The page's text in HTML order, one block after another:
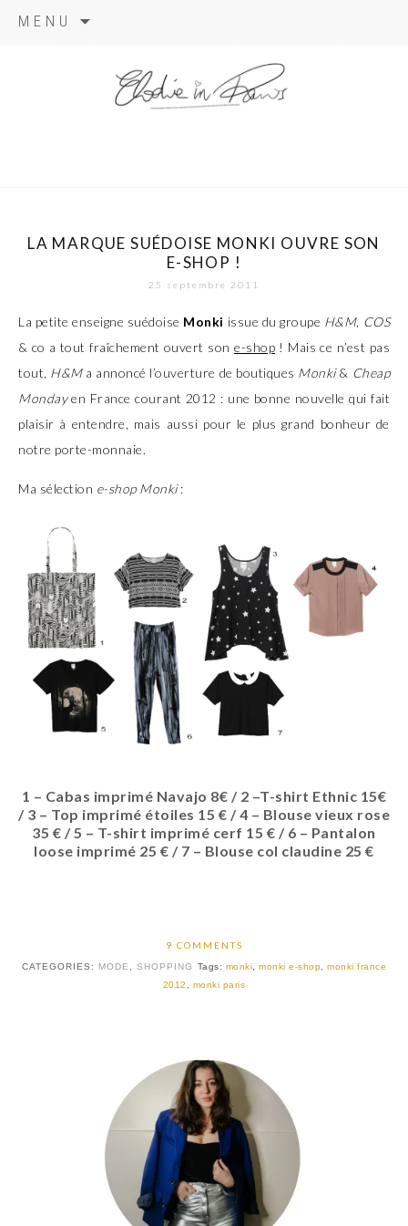
MENU
LA MARQUE SUÉDOISE MONKI OUVRE SON
E-SHOP !
25 septembre 2011
La petite enseigne suédoise Monki issue du groupe H&M, COS
& co a tout fraîchement ouvert sone-shop ! Mais ce n’est pas
tout, H&Ma annoncé l’ouverture de boutiques Monki& Cheap
Mondayen France courant 2012 : une bonne nouvelle qui fait
plaisir à entendre, mais aussi pour le plus grand bonheur de
notre porte-monnaie.
Ma sélection e-shop Monki:
1 – Cabas imprimé Navajo 8€ / 2 –T-shirt Ethnic 15€
/ 3 – Top imprimé étoiles 15 € /4 – Blouse vieux rose
35 € /5 – T-shirt imprimé cerf 15 € / 6 – Pantalon
loose imprimé 25 € / 7 – Blouse col claudine 25 €
9 COMMENTS
CATEGORIES: MODE SHOPPING Tags: monki ,monki e-shop ,monki france
2012
monki paris